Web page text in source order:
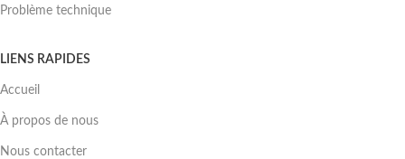
Problème technique
LIENS RAPIDES
Accueil
À propos de nous
Nous contacter